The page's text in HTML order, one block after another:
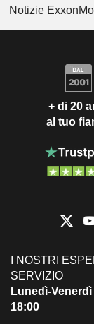
Notizie
+ di 20
al tuo
I NOSTRI
SERVIZIO
Lunedì-
18:00